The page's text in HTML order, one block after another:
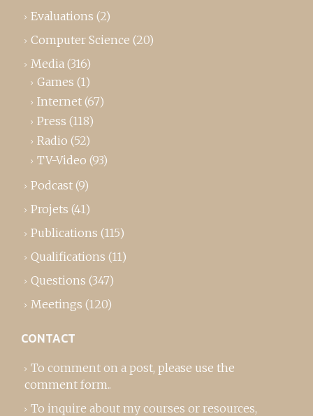
Evaluations (2)
Computer Science (20)
Media (316)
Games (1)
Internet (67)
Press (118)
Radio (52)
TV-Video (93)
Podcast (9)
Projets (41)
Publications (115)
Qualifications (11)
Questions (347)
Meetings (120)
CONTACT
To comment on a post, please use the
comment form..
To inquire about my courses or resources,